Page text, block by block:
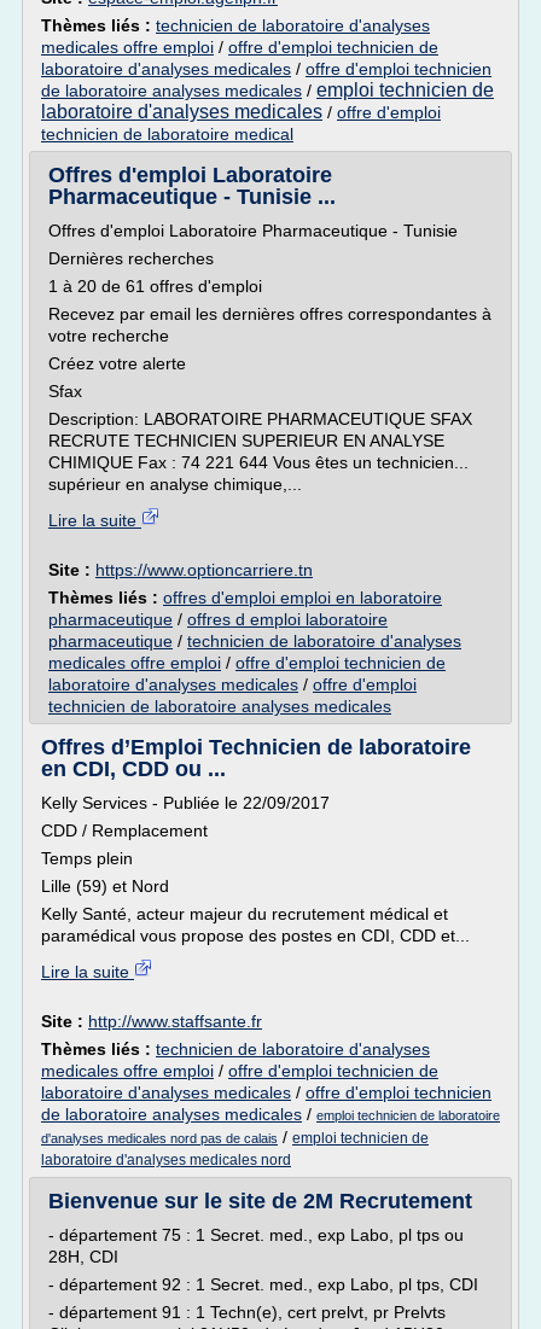
Thèmes liés : technicien de laboratoire d'analyses
medicales offre emploi / offre d'emploi technicien de
laboratoire d'analyses medicales / offre d'emploi technicien
de laboratoire analyses medicales / emploi technicien de
laboratoire d'analyses medicales / offre d'emploi
technicien de laboratoire medical
Offres d'emploi Laboratoire
Pharmaceutique - Tunisie ...
Offres d'emploi Laboratoire Pharmaceutique - Tunisie
Dernières recherches
1 à 20 de 61 offres d'emploi
Recevez par email les dernières offres correspondantes à
votre recherche
Créez votre alerte
Sfax
Description: LABORATOIRE PHARMACEUTIQUE SFAX
RECRUTE TECHNICIEN SUPERIEUR EN ANALYSE
CHIMIQUE Fax : 74 221 644 Vous êtes un technicien...
supérieur en analyse chimique,...
Lire la suite
Site : https://www.optioncarriere.tn
Thèmes liés : offres d'emploi emploi en laboratoire
pharmaceutique / offres d emploi laboratoire
pharmaceutique / technicien de laboratoire d'analyses
medicales offre emploi / offre d'emploi technicien de
laboratoire d'analyses medicales / offre d'emploi
technicien de laboratoire analyses medicales
Offres d’Emploi Technicien de laboratoire
en CDI, CDD ou ...
Kelly Services - Publiée le 22/09/2017
CDD / Remplacement
Temps plein
Lille (59) et Nord
Kelly Santé, acteur majeur du recrutement médical et
paramédical vous propose des postes en CDI, CDD et...
Lire la suite
Site : http://www.staffsante.fr
Thèmes liés : technicien de laboratoire d'analyses
medicales offre emploi / offre d'emploi technicien de
laboratoire d'analyses medicales / offre d'emploi technicien
de laboratoire analyses medicales / emploi technicien de laboratoire
d'analyses medicales nord pas de calais / emploi technicien de
laboratoire d'analyses medicales nord
Bienvenue sur le site de 2M Recrutement
- département 75 : 1 Secret. med., exp Labo, pl tps ou
28H, CDI
- département 92 : 1 Secret. med., exp Labo, pl tps, CDI
- département 91 : 1 Techn(e), cert prelvt, pr Prelvts